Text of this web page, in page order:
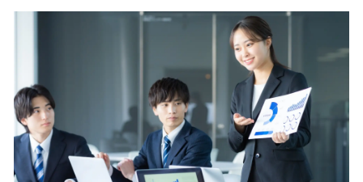
み
込
み
中
で
す